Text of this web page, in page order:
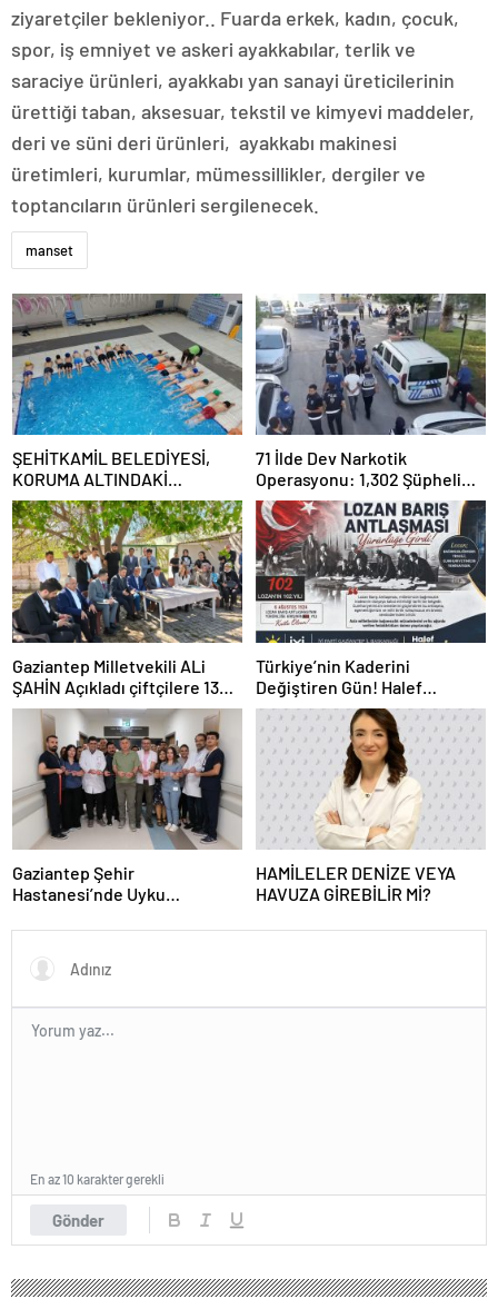
ziyaretçiler bekleniyor.. Fuarda erkek, kadın, çocuk,
spor, iş emniyet ve askeri ayakkabılar, terlik ve
saraciye ürünleri, ayakkabı yan sanayi üreticilerinin
ürettiği taban, aksesuar, tekstil ve kimyevi maddeler,
deri ve süni deri ürünleri, ayakkabı makinesi
üretimleri, kurumlar, mümessillikler, dergiler ve
toptancıların ürünleri sergilenecek.
manset
ŞEHİTKAMİL BELEDİYESİ,
KORUMA ALTINDAKİ
ÇOCUKLARI SPORLA
BULUŞTURUYOR
71 İlde Dev Narkotik
Operasyonu: 1,302 Şüpheli
Yakalandı, 844 Tutuklama
Gaziantep Milletvekili ALi
ŞAHİN Açıkladı çiftçilere 132
Milyon TL acil destek!
Türkiye’nin Kaderini
Değiştiren Gün! Halef
Bilgiç’ten Lozan’ın Yıl
Dönümünde Anlamlı Mesaj!
Gaziantep Şehir
Hastanesi’nde Uyku
Hizmete Açıldı
HAMİLELER DENİZE VEYA
HAVUZA GİREBİLİR Mİ?
Gönder
En az 10 karakter gerekli